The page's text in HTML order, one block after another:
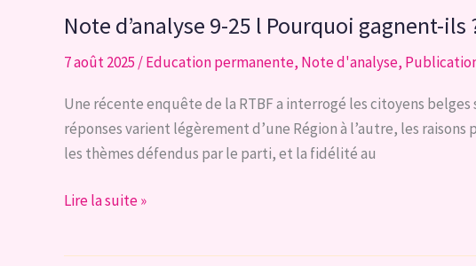
Transferts
voix
pour
le
parti
aux
Note d’analyse 9-25 l Pourquoi gagnent-
7 août 2025 /Education permanente, Note d'analyse,
Une récente enquête de la RTBF a interrogé les citoyens
réponses varient légèrement d’une Région à l’autre, les
les thèmes défendus par le parti, et la fidélité au
Note
Lire la suite »